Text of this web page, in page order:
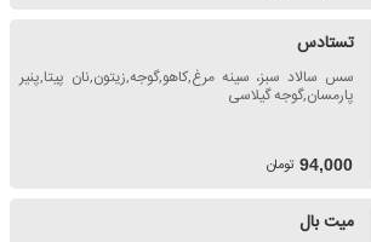
تستادس
سس سالاد سبز، سینه مرغ,کاهو,گوجه,زیتون,نان پیتا,پنیر
پارمسان,گوجه گیلاسی
94,000 تومان
میت بال